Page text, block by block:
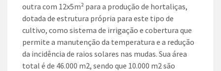
outra com 12x5m² para a produção de hortaliças,
dotada de estrutura própria para este tipo de
cultivo, como sistema de irrigação e cobertura que
permite a manutenção da temperatura e a redução
da incidência de raios solares nas mudas. Sua área
total é de 46.000 m2, sendo que 10.000 m2 são